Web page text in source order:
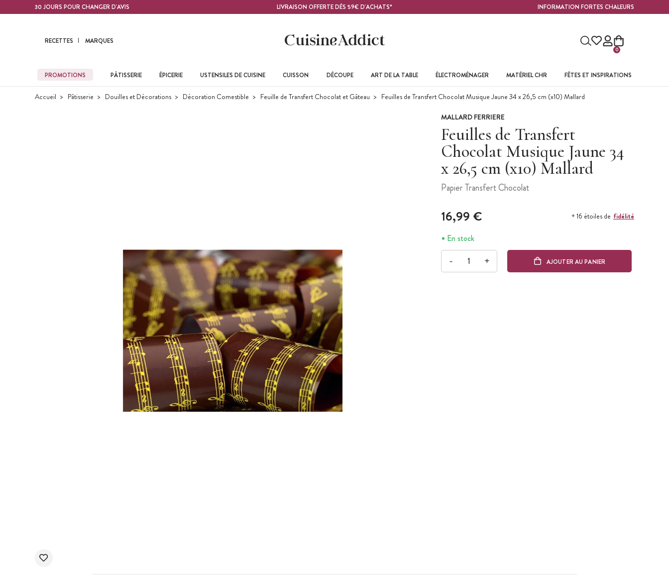
Contenu principal30 JOURS POUR CHANGER D'AVIS LIVRAISON OFFERTE DÈS 59€ D'ACHATS* INFORMATION FORTES CHALEURS
RECETTES MARQUES
0
PROMOTIONS PÂTISSERIE ÉPICERIE USTENSILES DE CUISINE CUISSON DÉCOUPE ART DE LA TABLE ÉLECTROMÉNAGER MATÉRIEL CHR FÊTES ET INSPIRATIONS
Accueil Pâtisserie Douilles et Décorations Décoration Comestible Feuille de Transfert Chocolat et Gâteau Feuilles de Transfert Chocolat Musique Jaune 34 x 26,5 cm (x10) Mallard
MALLARD FERRIERE
Feuilles de Transfert
Chocolat Musique Jaune 34
x 26,5 cm (x10) Mallard
Papier Transfert Chocolat
16,99 € + 16 étoiles de fidélité
En stock
- + AJOUTER AU PANIER